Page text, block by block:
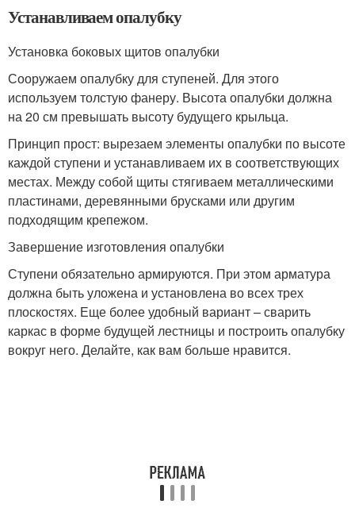
Устанавливаем опалубку
Установка боковых щитов опалубки
Сооружаем опалубку для ступеней. Для этого
используем толстую фанеру. Высота опалубки должна
на 20 см превышать высоту будущего крыльца.
Принцип прост: вырезаем элементы опалубки по высоте
каждой ступени и устанавливаем их в соответствующих
местах. Между собой щиты стягиваем металлическими
пластинами, деревянными брусками или другим
подходящим крепежом.
Завершение изготовления опалубки
Ступени обязательно армируются. При этом арматура
должна быть уложена и установлена во всех трех
плоскостях. Еще более удобный вариант – сварить
каркас в форме будущей лестницы и построить опалубку
вокруг него. Делайте, как вам больше нравится.